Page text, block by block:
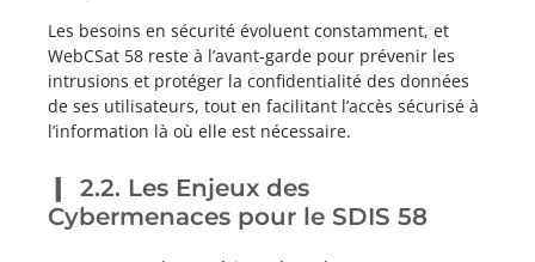
Les besoins en sécurité évoluent constamment, et
WebCSat 58 reste à l’avant-garde pour prévenir les
intrusions et protéger la confidentialité des données
de ses utilisateurs, tout en facilitant l’accès sécurisé à
l’information là où elle est nécessaire.
2.2. Les Enjeux des
Cybermenaces pour le SDIS 58